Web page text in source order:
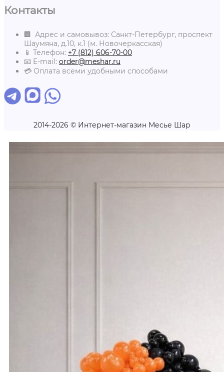
Контакты
🏢 Адрес и самовывоз: Санкт-Петербург, проспект
Шаумяна, д.10, к.1 (м. Новочеркасская)
📱 Телефон: +7 (812) 606-70-00
📧 E-mail: order@meshar.ru
💳 Оплата всеми удобными способами
2014-2026 © Интернет-магазин Месье Шар